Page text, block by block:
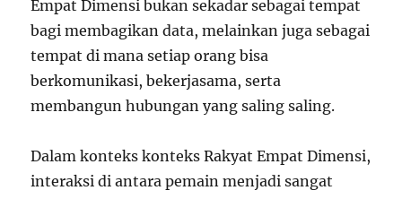
Empat Dimensi bukan sekadar sebagai tempat
bagi membagikan data, melainkan juga sebagai
tempat di mana setiap orang bisa
berkomunikasi, bekerjasama, serta
membangun hubungan yang saling saling.
Dalam konteks konteks Rakyat Empat Dimensi,
interaksi di antara pemain menjadi sangat